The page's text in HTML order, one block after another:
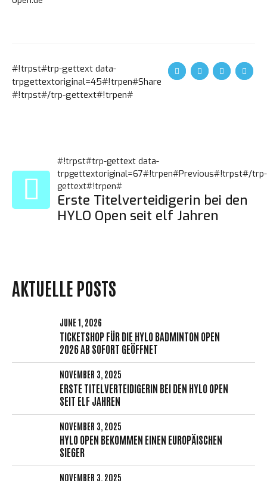
Loading. Please wait.
#!trpst#trp-gettext data-
trpgettextoriginal=45#!trpen#Share
#!trpst#/trp-gettext#!trpen#
#!TRPST#TRP-
GETTEXT
GETTEXT#!TRPEN#
#!trpst#trp-gettext data-
trpgettextoriginal=67#!trpen#Previous#!trpst#/trp-
gettext#!trpen#
Erste Titelverteidigerin bei den
HYLO Open seit elf Jahren
AKTUELLE POSTS
JUNE 1, 2026
TICKETSHOP FÜR DIE HYLO BADMINTON OPEN
2026 AB SOFORT GEÖFFNET
NOVEMBER 3, 2025
ERSTE TITELVERTEIDIGERIN BEI DEN HYLO OPEN
SEIT ELF JAHREN
NOVEMBER 3, 2025
HYLO OPEN BEKOMMEN EINEN EUROPÄISCHEN
SIEGER
NOVEMBER 3, 2025